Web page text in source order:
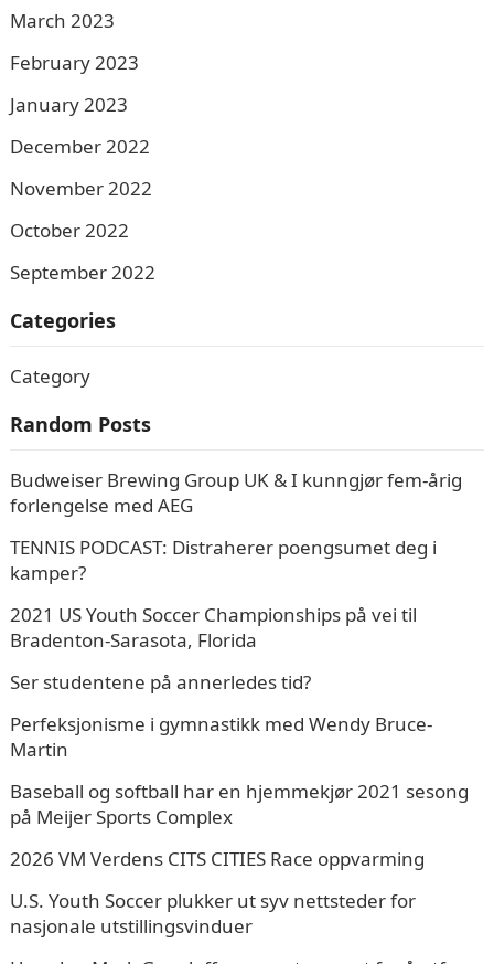
March 2023
February 2023
January 2023
December 2022
November 2022
October 2022
September 2022
Categories
Category
Random Posts
Budweiser Brewing Group UK & I kunngjør fem-årig
forlengelse med AEG
TENNIS PODCAST: Distraherer poengsumet deg i
kamper?
2021 US Youth Soccer Championships på vei til
Bradenton-Sarasota, Florida
Ser studentene på annerledes tid?
Perfeksjonisme i gymnastikk med Wendy Bruce-
Martin
Baseball og softball har en hjemmekjør 2021 sesong
på Meijer Sports Complex
2026 VM Verdens CITS CITIES Race oppvarming
U.S. Youth Soccer plukker ut syv nettsteder for
nasjonale utstillingsvinduer